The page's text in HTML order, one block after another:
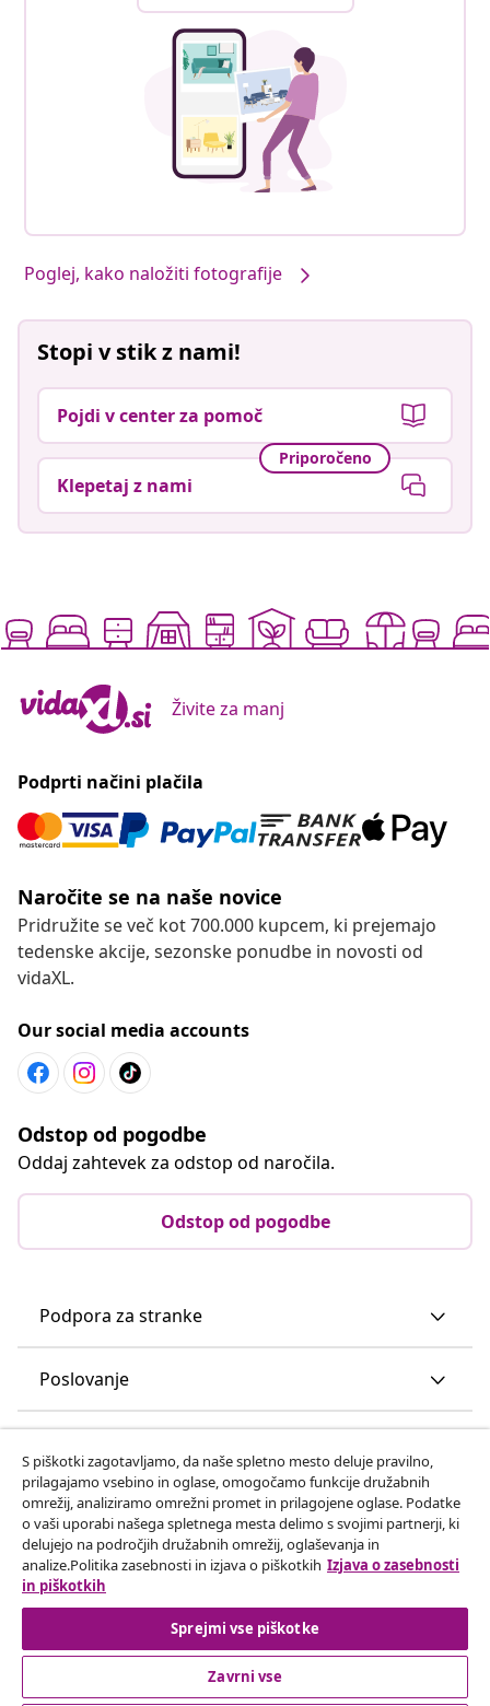
Poglej, kako naložiti fotografije
Stopi v stik z nami!
Pojdi v center za pomoč
Priporočeno
Klepetaj z nami
Živite za manj
Podprti načini plačila
Naročite se na naše novice
Pridružite se več kot 700.000 kupcem, ki prejemajo
tedenske akcije, sezonske ponudbe in novosti od
vidaXL.
Our social media accounts
Odstop od pogodbe
Oddaj zahtevek za odstop od naročila.
Odstop od pogodbe
Podpora za stranke
Poslovanje
Odkrijte več
© 2008-2026 vidaXL Spletna stran www.vidaxl.si je last vidaXL
S piškotki zagotavljamo, da naše spletno mesto deluje pravilno,
prilagajamo vsebino in oglase, omogočamo funkcije družabnih
omrežij, analiziramo omrežni promet in prilagojene oglase. Podatke
o vaši uporabi našega spletnega mesta delimo s svojimi partnerji, ki
delujejo na področjih družabnih omrežij, oglaševanja in
analize.Politika zasebnosti in izjava o piškotkih Izjava o zasebnosti
in piškotkih
Sprejmi vse piškotke
Zavrni vse